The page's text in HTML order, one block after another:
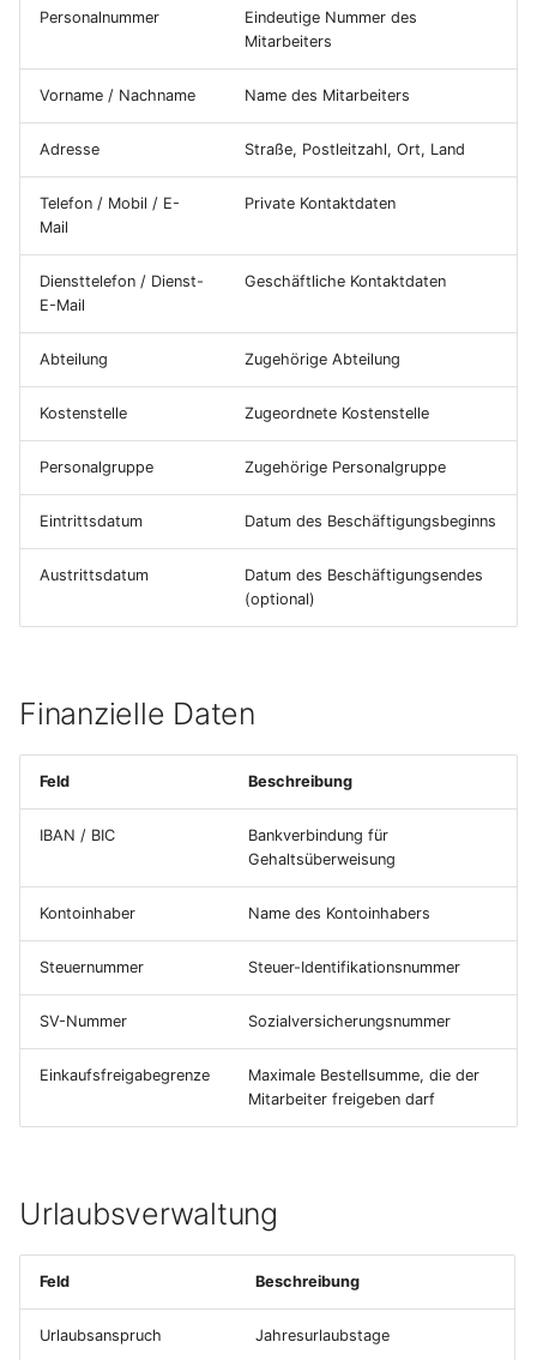
Versandarten
Länder
Produktkonfiguratoren
Notizen
Datenimport
Suchen und Filtern
Sachkonten
Steuersätze und
Steuerschlüssel
SEPA-Lastschriftmandate
Factoring
Profit-Center
Kostenarten
Kostenstellen
Diamant-Integration
Controlling
Gutschriftsanzeigen
Rechnungen
Verträge
Lieferpläne
Preislisten
Verkaufskonditionen
Rabattgruppen
Frachttarife
Terminmonitor
Absatzpläne
Zuschlagskonfigurationen
Umlagerungsbestellungen
Einkaufsauswertungen
Seriennummern
Versorgungsbereiche
Bestandskorrektur
Sperrungen
Lagerprotokoll
Bedarfsübersicht
Dispoübersicht
Packungsübersicht
Ladungsträger
Bewertungsschemas
Lagerauswertungen
Wareneingangsbereiche
Werkstoffe
Materialverfügbarkeitsmonitor
Werkzeugverwaltung
Fremdfertigung
Erwartete Wareneingänge
Versanddienstleister
Normen und Vorschriften
Reklamationen
Einschreibung
Perioden
Anwesenheit
NFC-Tags
Personalnummer
Eindeutige Nummer des
Mitarbeiters
Vorname / Nachname Name des Mitarbeiters
Adresse Straße, Postleitzahl, Ort, Land
Telefon / Mobil / E-
Mail
Private Kontaktdaten
Diensttelefon / Dienst-
E-Mail
Geschäftliche Kontaktdaten
Abteilung Zugehörige Abteilung
Kostenstelle Zugeordnete Kostenstelle
Personalgruppe Zugehörige Personalgruppe
Eintrittsdatum Datum des Beschäftigungsbeginns
Austrittsdatum
Datum des Beschäftigungsendes
(optional)
Finanzielle Daten
Feld Beschreibung
IBAN / BIC
Bankverbindung für
Gehaltsüberweisung
Kontoinhaber Name des Kontoinhabers
Steuernummer Steuer-Identifikationsnummer
SV-Nummer Sozialversicherungsnummer
Einkaufsfreigabegrenze
Maximale Bestellsumme, die der
Mitarbeiter freigeben darf
Urlaubsverwaltung
Feld Beschreibung
Urlaubsanspruch Jahresurlaubstage